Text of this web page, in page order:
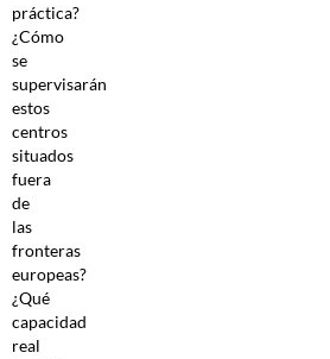
práctica?
¿Cómo
se
supervisarán
estos
centros
situados
fuera
de
las
fronteras
europeas?
¿Qué
capacidad
real